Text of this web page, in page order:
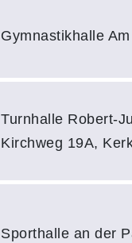
Gymnastikhalle
Turnhalle Robert-
Kirchweg 19A,
Sporthalle an der